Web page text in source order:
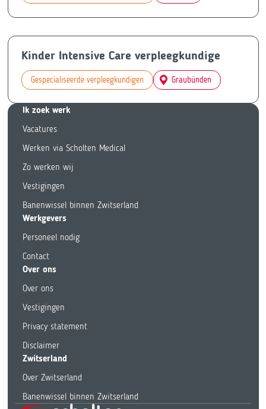
Kinder Intensive Care verpleegkundige
Gespecialiseerde verpleegkundigen Graubünden
Ik zoek werk
Vacatures
Werken via Scholten Medical
Zo werken wij
Vestigingen
Banenwissel binnen Zwitserland
Werkgevers
Personeel nodig
Contact
Over ons
Over ons
Vestigingen
Privacy statement
Disclaimer
Zwitserland
Over Zwitserland
Banenwissel binnen Zwitserland